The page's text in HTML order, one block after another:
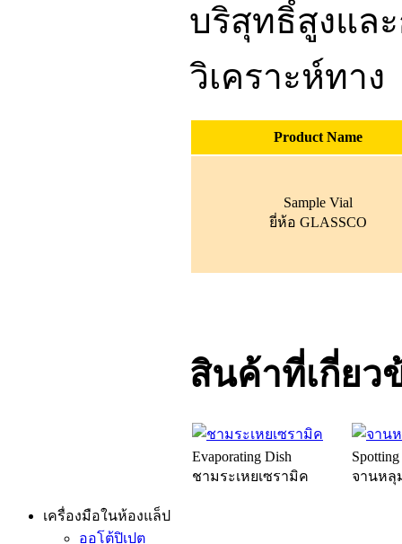
บริสุทธิ์สูงแล
วิเคราะห์ทาง
Product Name
Sample Vial
ยี่ห้อ GLASSCO
สินค้าที่เกี่ยว
Evaporating Dish
ชามระเหยเซรามิค
Spotting
จานหลุ
เครื่องมือในห้องแล็ป
ออโต้ปิเปต